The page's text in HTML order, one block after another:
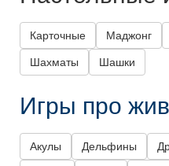
Карточные Маджонг
Шахматы Шашки
Игры про
Акулы Дельфины